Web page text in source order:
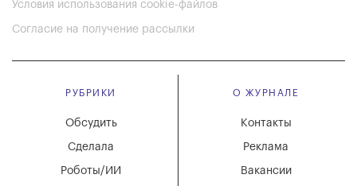
Условия использования cookie-файлов
Согласие на получение рассылки
РУБРИКИ
Обсудить
Сделала
Роботы/ИИ
О ЖУРНАЛЕ
Вакансии
Реклама
Контакты